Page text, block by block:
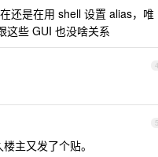
还是在用 shell 设置 alias，唯
这些 GUI 也没啥关系
4
5
主又发了个贴。